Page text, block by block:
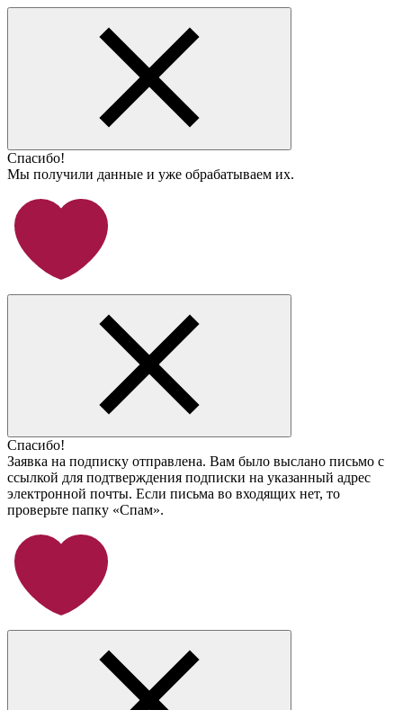
Спасибо!
Мы получили данные и уже обрабатываем их.
Спасибо!
Заявка на подписку отправлена. Вам было выслано письмо с
ссылкой для подтверждения подписки на указанный адрес
электронной почты. Если письма во входящих нет, то
проверьте папку «Спам».